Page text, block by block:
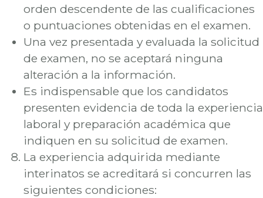
orden descendente de las cualificaciones
o puntuaciones obtenidas en el examen.
Una vez presentada y evaluada la solicitud
de examen, no se aceptará ninguna
alteración a la información.
Es indispensable que los candidatos
presenten evidencia de toda la experiencia
laboral y preparación académica que
indiquen en su solicitud de examen.
La experiencia adquirida mediante
interinatos se acreditará si concurren las
siguientes condiciones: